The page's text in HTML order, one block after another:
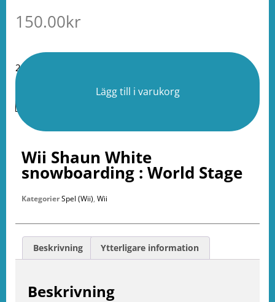
150.00kr
2 i lager
Lägg till i varukorg
Wii Shaun White
snowboarding : World Stage
KategorierSpel (Wii), Wii
Beskrivning Ytterligare information
Beskrivning